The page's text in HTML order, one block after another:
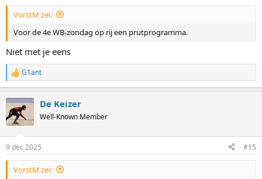
VorstM zei:
Voor de 4e WB-zondag op rij een prutprogramma.
Niet met je eens
R
e
c
t
i
s
:
G1ant
De Keizer
Well-Known Member
9 dec 2025 #15
VorstM zei: